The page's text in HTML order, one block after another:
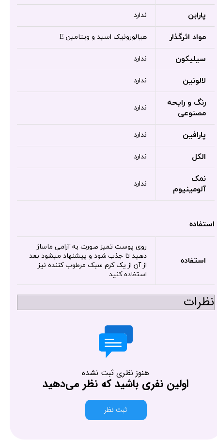
پارابن ندارد
مواد اثرگذار هیالورونیک اسید و ویتامین E
سیلیکون ندارد
لالونین ندارد
رنگ و رایحه
مصنوعی
ندارد
پارافین ندارد
الکل ندارد
نمک
آلومینیوم
ندارد
استفاده
استفاده
روی پوست تمیز صورت به آرامی ماساژ
دهید تا جذب شود و پیشنهاد میشود بعد
از آن از یک کرم سبک مرطوب کننده نیز
استفاده کنید
نظرات
هنوز نظری ثبت نشده
اولین نفری باشید که نظر می‌دهید
ثبت نظر